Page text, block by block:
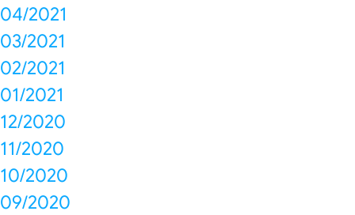
04/2021
03/2021
02/2021
01/2021
12/2020
11/2020
10/2020
09/2020